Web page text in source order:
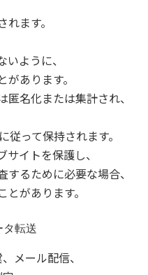
ます。
ように、
あります。
名化または集計され、
って保持されます。
イトを保護し、
るために必要な場合、
があります。
タ転送
メール配信、